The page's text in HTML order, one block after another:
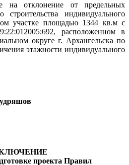
на отклонение от предельных
строительства индивидуального
участке площадью 1344 кв.м с
расположенном в
округе г. Архангельска по
этажности индивидуального
проекта Правил